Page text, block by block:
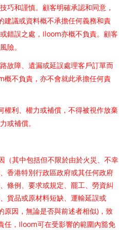
巧和謹慎。顧客明確承認和同意，
建議或資料概不承擔任何義務和責
錯誤之處， Iloom亦概不負責。顧客
險。
故障、遺漏或延誤處理客戶訂單而
概不負責，亦不會就此承擔任何責
權利、權力或補償，不得被視作放棄
或補償。
（其中包括但不限於由於火災、不幸
香港特別行政區政府或其任何政府
條例、要求或規定、罷工、勞資糾
貨品或原材料短缺、運輸延誤或
原因，無論是否與前述者相似) ，致
任， Iloom可在受影響的範圍內豁免